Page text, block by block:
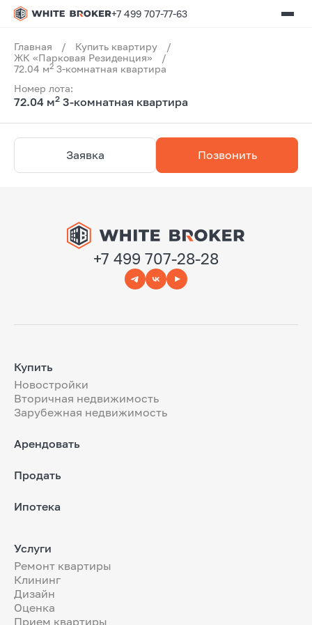
+7 499 707-77-63
Главная / Купить квартиру
/
ЖК «Парковая Резиденция»
/
72.04 м2 3-комнатная квартира
Номер лота:
72.04 м2 3-комнатная квартира
Заявка Позвонить
+7 499 707-28-28
Купить
Новостройки
Вторичная недвижимость
Зарубежная недвижимость
Арендовать
Продать
Ипотека
Услуги
Ремонт квартиры
Клининг
Дизайн
Оценка
Прием квартиры